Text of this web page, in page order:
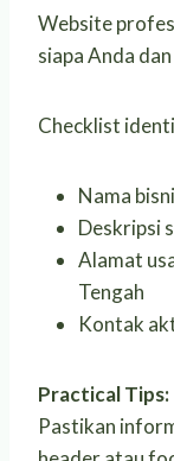
Website
siapa Anda
Checklist
Nama
Deskripsi
Alamat
Tengah
Kontak
Practical Tips:
Pastikan